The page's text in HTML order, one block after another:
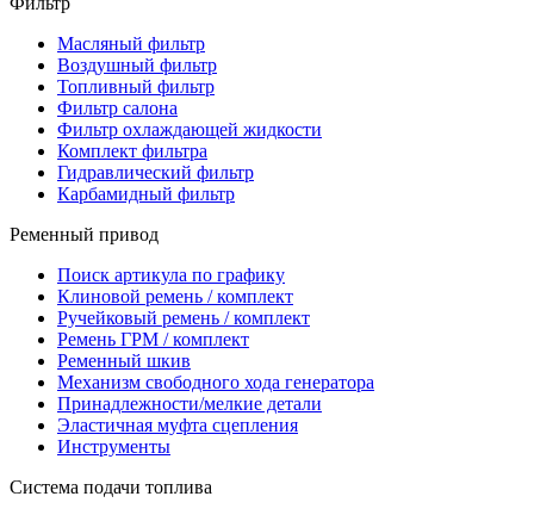
Масляный фильтр
Воздушный фильтр
Топливный фильтр
Фильтр салона
Фильтр охлаждающей жидкости
Комплект фильтра
Гидравлический фильтр
Карбамидный фильтр
Ременный привод
Поиск артикула по графику
Клиновой ремень / комплект
Ручейковый ремень / комплект
Ремень ГРМ / комплект
Ременный шкив
Механизм свободного хода генератора
Принадлежности/мелкие детали
Эластичная муфта сцепления
Инструменты
Система подачи топлива